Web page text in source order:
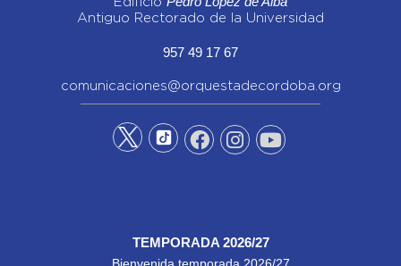
Edificio
Antiguo Rectorado de la Universidad
957 49 17 67
comunicaciones@orquestadecordoba.org
TEMPORADA 2026/27
Bienvenida temporada 2026/27